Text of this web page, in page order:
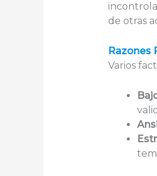
de otras
Razones
Varios